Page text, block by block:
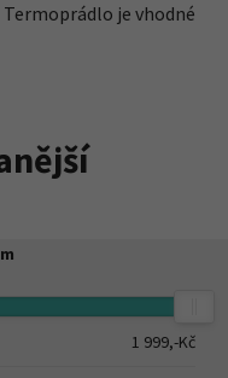
je vhodné
1 999,-Kč